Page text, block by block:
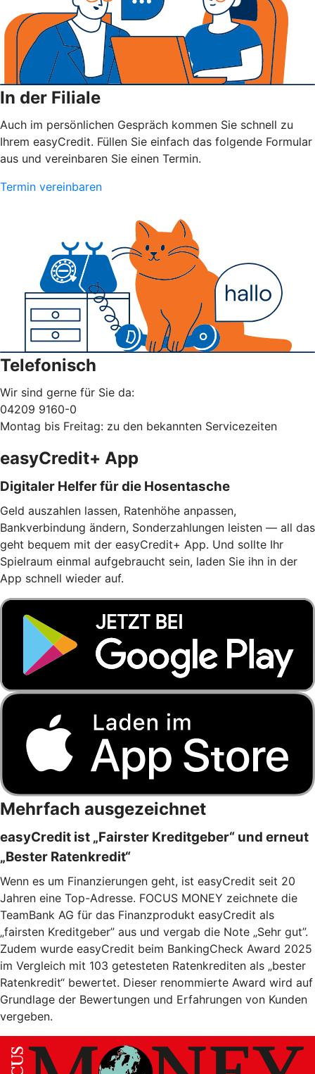
In der Filiale
Auch im persönlichen Gespräch kommen Sie schnell zu
Ihrem easyCredit. Füllen Sie einfach das folgende Formular
aus und vereinbaren Sie einen Termin.
Termin vereinbaren
Telefonisch
Wir sind gerne für Sie da:
04209 9160-0
Montag bis Freitag: zu den bekannten Servicezeiten
easyCredit+ App
Digitaler Helfer für die Hosentasche
Geld auszahlen lassen, Ratenhöhe anpassen,
Bankverbindung ändern, Sonderzahlungen leisten — all das
geht bequem mit der easyCredit+ App. Und sollte Ihr
Spielraum einmal aufgebraucht sein, laden Sie ihn in der
App schnell wieder auf.
Mehrfach ausgezeichnet
easyCredit ist „Fairster Kreditgeber“ und erneut
„Bester Ratenkredit“
Wenn es um Finanzierungen geht, ist easyCredit seit 20
Jahren eine Top-Adresse. FOCUS MONEY zeichnete die
TeamBank AG für das Finanzprodukt easyCredit als
„fairsten Kreditgeber” aus und vergab die Note „Sehr gut”.
Zudem wurde easyCredit beim BankingCheck Award 2025
im Vergleich mit 103 getesteten Ratenkrediten als „bester
Ratenkredit“ bewertet. Dieser renommierte Award wird auf
Grundlage der Bewertungen und Erfahrungen von Kunden
vergeben.